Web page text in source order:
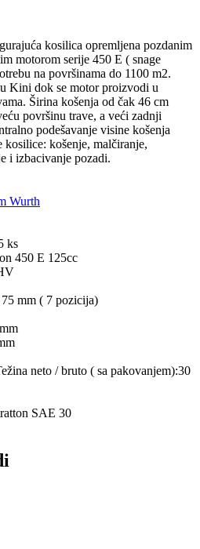
kosilica opremljena pozdanim
motorom serije 450 E ( snage
na površinama do 1100 m2.
Kini dok se motor proizvodi u
Širina košenja od čak 46 cm
površinu trave, a veći zadnji
podešavanje visine košenja
kosilice: košenje, malčiranje,
i izbacivanje pozadi.
Wurth
ks
450 E 125cc
mm ( 7 pozicija)
neto / bruto ( sa pakovanjem):30
SAE 30